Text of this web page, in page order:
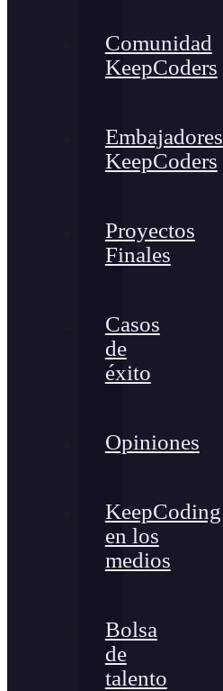
Comunidad
KeepCoders
Embajadores
KeepCoders
Proyectos
Finales
Casos
de
éxito
Opiniones
KeepCoding
en los
medios
Bolsa
de
talento